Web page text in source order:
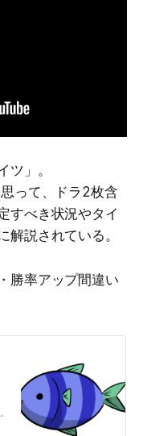
ツ」。
って、ドラ2枚含
すべき状況やタイ
解説されている。
勝率アップ間違い